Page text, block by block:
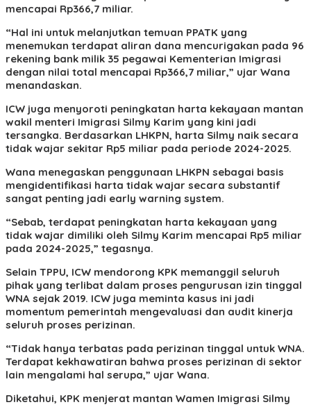
mencapai Rp366,7 miliar.
“Hal ini untuk melanjutkan temuan PPATK yang
menemukan terdapat aliran dana mencurigakan pada 96
rekening bank milik 35 pegawai Kementerian Imigrasi
dengan nilai total mencapai Rp366,7 miliar,” ujar Wana
menandaskan.
ICW juga menyoroti peningkatan harta kekayaan mantan
wakil menteri Imigrasi Silmy Karim yang kini jadi
tersangka. Berdasarkan LHKPN, harta Silmy naik secara
tidak wajar sekitar Rp5 miliar pada periode 2024-2025.
Wana menegaskan penggunaan LHKPN sebagai basis
mengidentifikasi harta tidak wajar secara substantif
sangat penting jadi early warning system.
“Sebab, terdapat peningkatan harta kekayaan yang
tidak wajar dimiliki oleh Silmy Karim mencapai Rp5 miliar
pada 2024-2025,” tegasnya.
Selain TPPU, ICW mendorong KPK memanggil seluruh
pihak yang terlibat dalam proses pengurusan izin tinggal
WNA sejak 2019. ICW juga meminta kasus ini jadi
momentum pemerintah mengevaluasi dan audit kinerja
seluruh proses perizinan.
“Tidak hanya terbatas pada perizinan tinggal untuk WNA.
Terdapat kekhawatiran bahwa proses perizinan di sektor
lain mengalami hal serupa,” ujar Wana.
Diketahui, KPK menjerat mantan Wamen Imigrasi Silmy